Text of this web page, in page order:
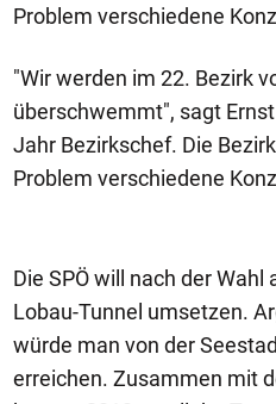
Problem verschiedene
"Wir werden im 22. Bezirk
überschwemmt", sagt
Jahr Bezirkschef. Die
Problem verschiedene
Die SPÖ will nach der Wahl
Lobau-Tunnel umsetzen.
würde man von der
erreichen. Zusammen mit